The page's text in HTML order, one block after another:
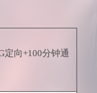
定向+100分钟通